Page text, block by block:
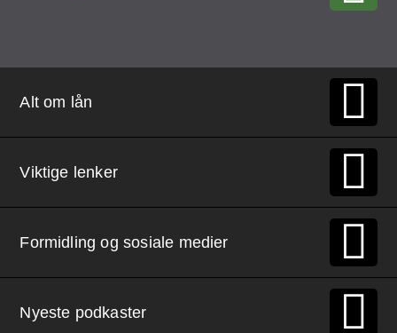
Alt om lån
Viktige lenker
Formidling og sosiale medier
Nyeste podkaster